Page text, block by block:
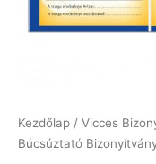
Kezdőlap / Vicces
Búcsúztató